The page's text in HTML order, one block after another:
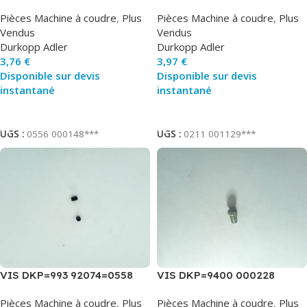
Pièces Machine à coudre, Plus
Vendus
Durkopp Adler
3,76 €
Disponible sur devis
instantané
UGS : 0556 000148***
Pièces Machine à coudre, Plus
Vendus
Durkopp Adler
3,97 €
Disponible sur devis
instantané
UGS : 0211 001129***
VIS DKP=993 92074=0558
Pièces Machine à coudre, Plus
VIS DKP=9400 000228
Pièces Machine à coudre, Plus